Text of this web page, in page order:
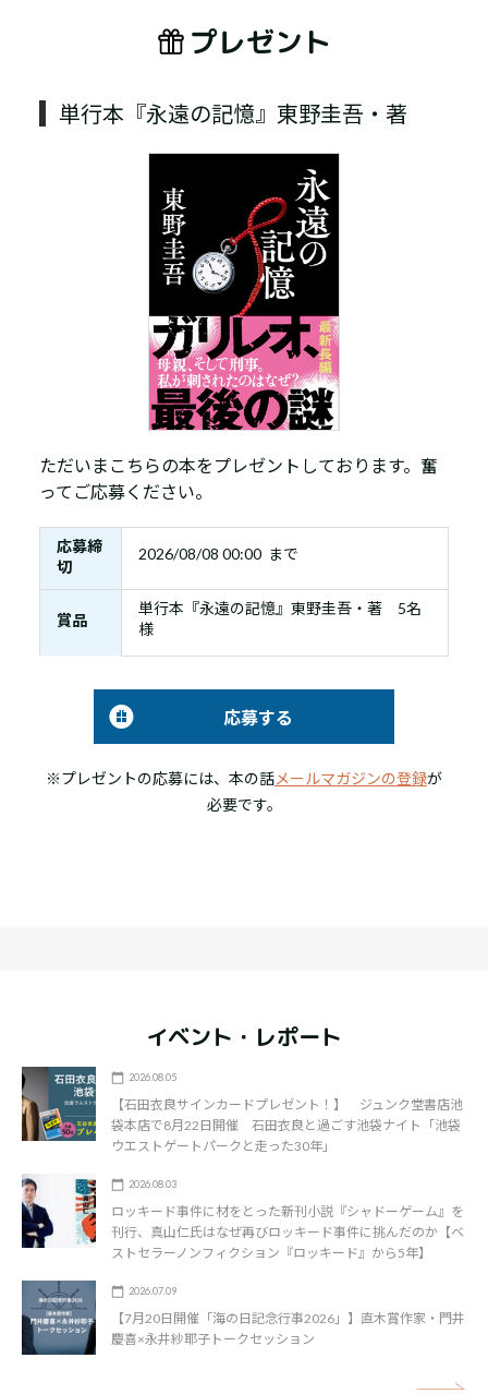
プレゼント
単行本『永遠の記憶』東野圭吾・著
ただいまこちらの本をプレゼントしております。奮
ってご応募ください。
応募締
切
2026/08/08 00:00 まで
賞品
単行本『永遠の記憶』東野圭吾・著 5名
様
応募する
※プレゼントの応募には、本の話メールマガジンの登録が
必要です。
イベント・レポート
2026.08.05
【石田衣良サインカードプレゼント！】 ジュンク堂書店池
袋本店で8月22日開催 石田衣良と過ごす池袋ナイト「池袋
ウエストゲートパークと走った30年」
2026.08.03
ロッキード事件に材をとった新刊小説『シャドーゲーム』を
刊行、真山仁氏はなぜ再びロッキード事件に挑んだのか【ベ
ストセラーノンフィクション『ロッキード』から5年】
2026.07.09
【7月20日開催「海の日記念行事2026」】直木賞作家・門井
慶喜×永井紗耶子トークセッション